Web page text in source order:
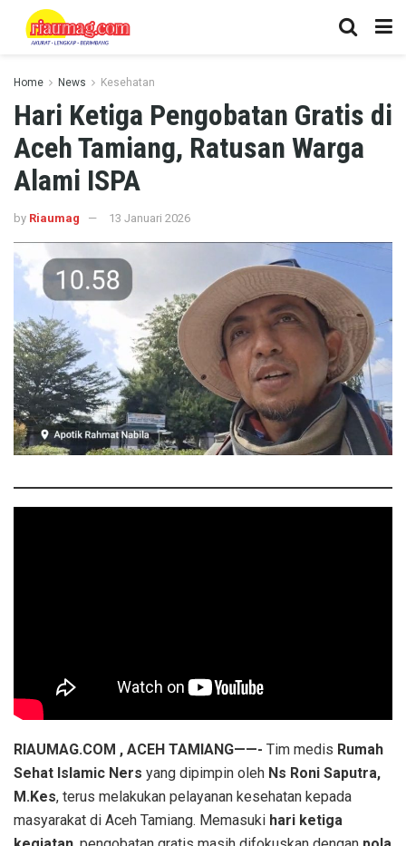
Home News Kesehatan
Hari Ketiga Pengobatan Gratis di
Aceh Tamiang, Ratusan Warga
Alami ISPA
by Riaumag 13 Januari 2026
RIAUMAG.COM , ACEH TAMIANG——- Tim medis Rumah
Sehat Islamic Ners yang dipimpin oleh Ns Roni Saputra,
M.Kes, terus melakukan pelayanan kesehatan kepada
masyarakat di Aceh Tamiang. Memasuki hari ketiga